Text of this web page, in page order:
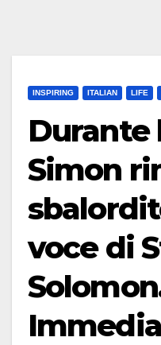
INSPIRING ITALIAN LIFE
Durante
Simon
voce di